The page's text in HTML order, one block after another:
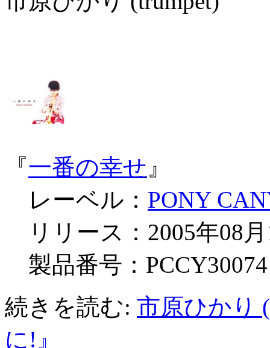
『一番の幸せ 』
レーベル： PONY
リリース：2005年08
製品番号：PCCY30074
続きを読む: 市原ひかり
に!』